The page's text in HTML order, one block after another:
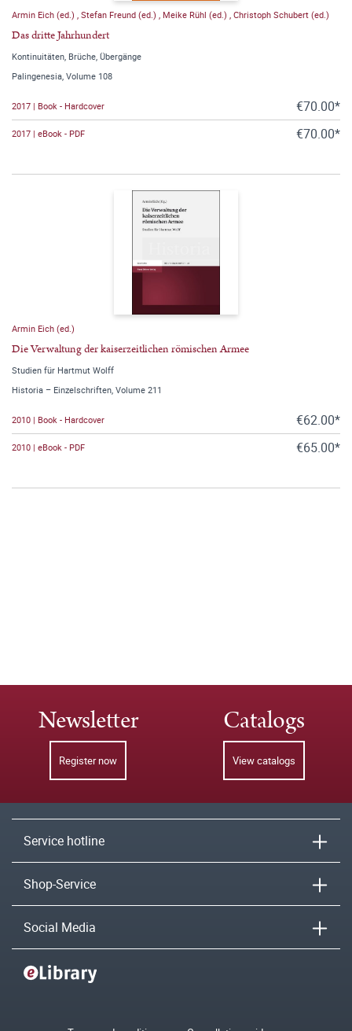
Armin Eich (ed.) Stefan Freund (ed.) Meike Rühl (ed.) Christoph Schubert (ed.)
Das dritte Jahrhundert
Kontinuitäten, Brüche, Übergänge
Palingenesia, Volume 108
2017 | Book - Hardcover €70.00*
2017 | eBook - PDF €70.00*
Armin Eich (ed.)
Die Verwaltung der kaiserzeitlichen römischen Armee
Studien für Hartmut Wolff
Historia – Einzelschriften, Volume 211
2010 | Book - Hardcover €62.00*
2010 | eBook - PDF €65.00*
Newsletter
Register now
Catalogs
View catalogs
Service hotline
Shop-Service
Social Media